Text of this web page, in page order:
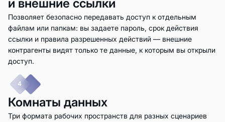
и внешние ссылки
Позволяет безопасно передавать доступ к отдельным
файлам или папкам: вы задаете пароль, срок действия
ссылки и правила разрешенных действий — внешние
контрагенты видят только те данные, к которым вы открыли
доступ.
4
Комнаты данных
Три формата рабочих пространств для разных сценариев